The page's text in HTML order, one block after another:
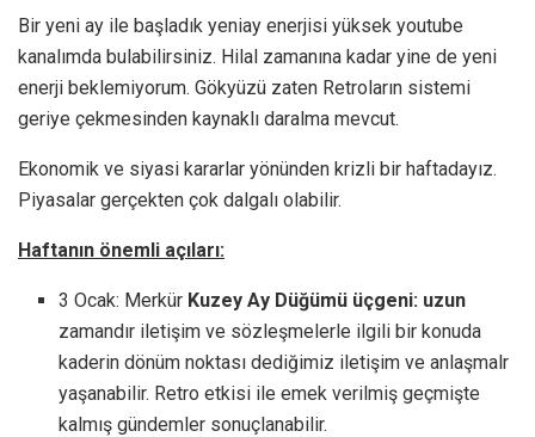
Bir yeni ay ile başladık yeniay enerjisi yüksek youtube
kanalımda bulabilirsiniz. Hilal zamanına kadar yine de yeni
enerji beklemiyorum. Gökyüzü zaten Retroların sistemi
geriye çekmesinden kaynaklı daralma mevcut.
Ekonomik ve siyasi kararlar yönünden krizli bir haftadayız.
Piyasalar gerçekten çok dalgalı olabilir.
Haftanın önemli açıları:
3 Ocak: Merkür Kuzey Ay Düğümü üçgeni: uzun
zamandır iletişim ve sözleşmelerle ilgili bir konuda
kaderin dönüm noktası dediğimiz iletişim ve anlaşmalr
yaşanabilir. Retro etkisi ile emek verilmiş geçmişte
kalmış gündemler sonuçlanabilir.